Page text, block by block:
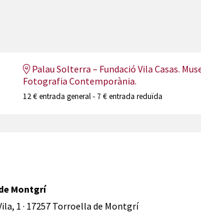
Palau Solterra – Fundació Vila Casas.
Fotografia Contemporània.
12 € entrada general - 7 € entrada reduïda
Montgrí
1 · 17257 Torroella de Montgrí